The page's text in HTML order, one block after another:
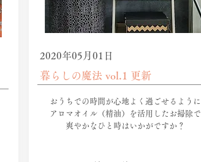
2020年05月01日
暮らしの魔法 vol.1 更新
おうちでの時間が心地よく過ごせるように
アロマオイル（精油）を活用したお掃除で
​爽やかなひと時はいかがですか？